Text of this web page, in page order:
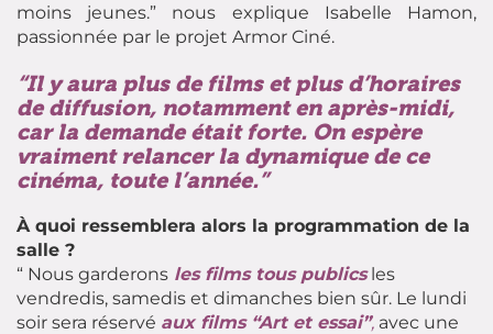
moins jeunes.” nous explique Isabelle Hamon,
passionnée par le projet Armor Ciné.
“Il y aura plus de films et plus d’horaires
de diffusion, notamment en après-midi,
car la demande était forte. On espère
vraiment relancer la dynamique de ce
cinéma, toute l’année.”
À quoi ressemblera alors la programmation de la
salle ?
“ Nous garderons les films tous publicsles
vendredis, samedis et dimanches bien sûr. Le lundi
soir sera réservé aux films “Art et essai”, avec une